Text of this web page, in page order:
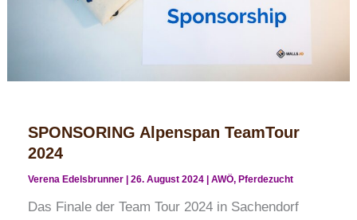
SPONSORING Alpenspan TeamTour
2024
Verena Edelsbrunner | 26. August 2024 | AWÖ, Pferdezucht
Das Finale der Team Tour 2024 in Sachendorf